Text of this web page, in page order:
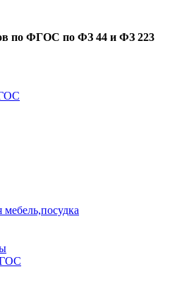
по ФГОC по ФЗ 44 и ФЗ 223